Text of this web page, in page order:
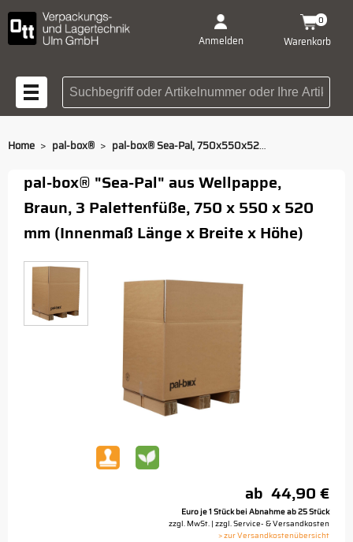
Anmelden Warenkorb
0
Suchbegriff oder
Home > pal-box® > pal-box® Sea-Pal, 750x550x520 mm
pal-box® "Sea-Pal" aus Wellpappe,
Braun, 3 Palettenfüße, 750 x 550 x 520
mm (Innenmaß Länge x Breite x Höhe)
ab 44,90 €
Euro je 1 Stück bei Abnahme ab 25 Stück
zzgl. MwSt. | zzgl. Service- & Versandkosten
> zur Versandkostenübersicht